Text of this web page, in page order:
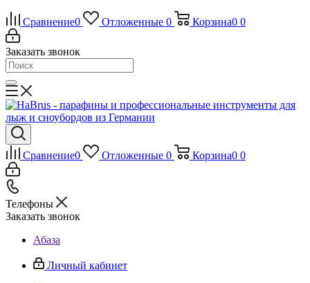
Сравнение0 Отложенные 0 Корзина0 0
Заказать звонок
Сравнение0 Отложенные 0 Корзина0 0
Телефоны
Заказать звонок
Абаза
Личный кабинет